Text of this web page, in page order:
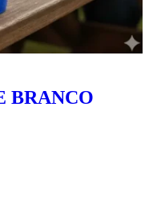
BRANCO